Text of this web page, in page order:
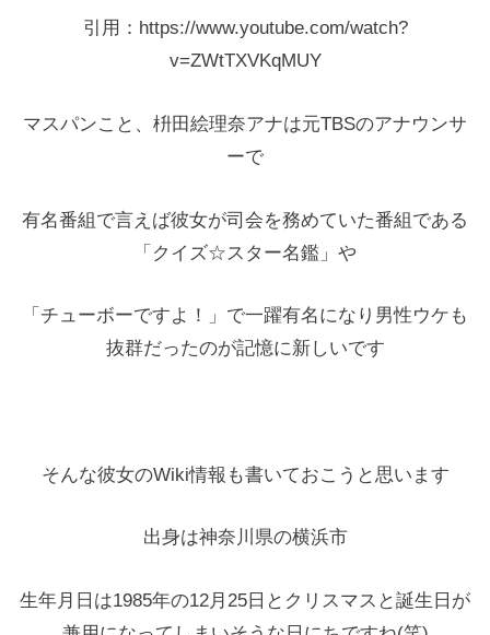
引用：https://www.youtube.com/watch?
v=ZWtTXVKqMUY
マスパンこと、枡田絵理奈アナは元TBSのアナウンサ
ーで
有名番組で言えば彼女が司会を務めていた番組である
「クイズ☆スター名鑑」や
「チューボーですよ！」で一躍有名になり男性ウケも
抜群だったのが記憶に新しいです
そんな彼女のWiki情報も書いておこうと思います
出身は神奈川県の横浜市
生年月日は1985年の12月25日とクリスマスと誕生日が